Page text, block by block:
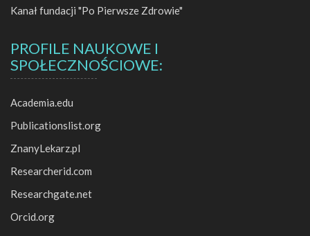
Kanał fundacji "Po Pierwsze Zdrowie"
PROFILE NAUKOWE I
SPOŁECZNOŚCIOWE:
Academia.edu
Publicationslist.org
ZnanyLekarz.pl
Researcherid.com
Researchgate.net
Orcid.org